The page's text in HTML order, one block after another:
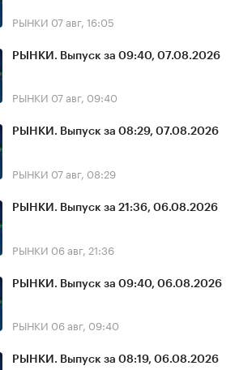
РЫНКИ 07 авг, 16:05
РЫНКИ. Выпуск за 09:40, 07.08.2026
РЫНКИ 07 авг, 09:40
РЫНКИ. Выпуск за 08:29, 07.08.2026
РЫНКИ 07 авг, 08:29
РЫНКИ. Выпуск за 21:36, 06.08.2026
РЫНКИ 06 авг, 21:36
РЫНКИ. Выпуск за 09:40, 06.08.2026
РЫНКИ 06 авг, 09:40
РЫНКИ. Выпуск за 08:19, 06.08.2026